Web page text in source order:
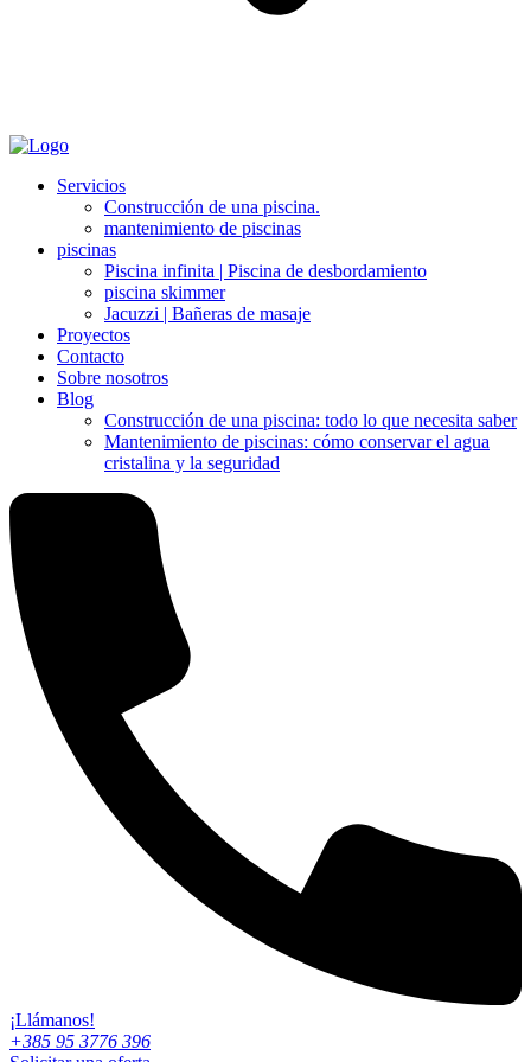
Servicios
Construcción de una piscina.
mantenimiento de piscinas
piscinas
Piscina infinita | Piscina de desbordamiento
piscina skimmer
Jacuzzi | Bañeras de masaje
Proyectos
Contacto
Sobre nosotros
Blog
Construcción de una piscina: todo lo que necesita saber
Mantenimiento de piscinas: cómo conservar el agua
cristalina y la seguridad
¡Llámanos!
+385 95 3776 396